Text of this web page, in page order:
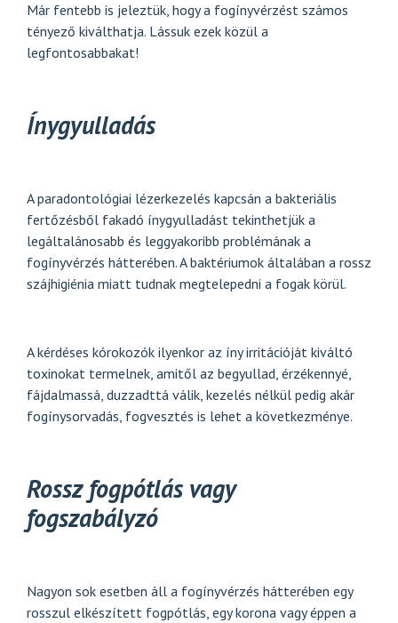
Már fentebb is jeleztük, hogy a fogínyvérzést számos
tényező kiválthatja. Lássuk ezek közül a
legfontosabbakat!
Ínygyulladás
A paradontológiai lézerkezelés kapcsán a bakteriális
fertőzésből fakadó ínygyulladást tekinthetjük a
legáltalánosabb és leggyakoribb problémának a
fogínyvérzés hátterében. A baktériumok általában a rossz
szájhigiénia miatt tudnak megtelepedni a fogak körül.
A kérdéses kórokozók ilyenkor az íny irritációját kiváltó
toxinokat termelnek, amitől az begyullad, érzékennyé,
fájdalmassá, duzzadttá válik, kezelés nélkül pedig akár
fogínysorvadás, fogvesztés is lehet a következménye.
Rossz fogpótlás vagy
fogszabályzó
Nagyon sok esetben áll a fogínyvérzés hátterében egy
rosszul elkészített fogpótlás, egy korona vagy éppen a